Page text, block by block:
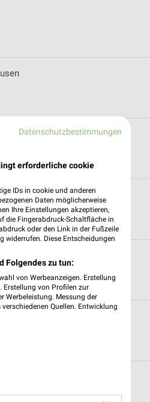
Datenschutzbestimmungen
erforderliche cookie
IDs in cookie und anderen
Daten möglicherweise
Ihre Einstellungen akzeptieren,
die Fingerabdruck-Schaltfläche in
oder den Link in der Fußzeile
widerrufen. Diese Entscheidungen
Folgendes zu tun:
von Werbeanzeigen. Erstellung
Erstellung von Profilen zur
Werbeleistung. Messung der
Quellen. Entwicklung